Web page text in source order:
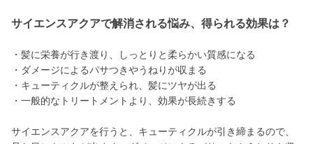
サイエンスアクアで解消される悩み、得られる効果は？
・髪に栄養が行き渡り、しっとりと柔らかい質感になる
・ダメージによるパサつきやうねりが収まる
・キューティクルが整えられ、髪にツヤが出る
・一般的なトリートメントより、効果が長続きする
サイエンスアクアを行うと、キューティクルが引き締まるので、